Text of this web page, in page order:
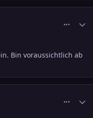
Bin voraussichtlich ab